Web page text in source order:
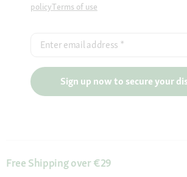
policyTerms of use
Enter email address *
Sign up now to secure your
Free Shipping over €29